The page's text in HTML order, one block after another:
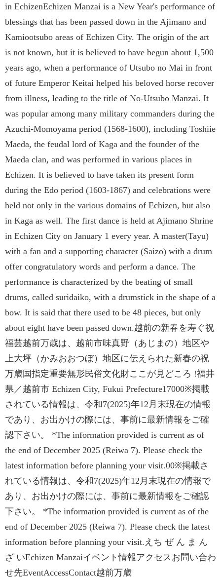
in EchizenEchizen Manzai is a New Year's performance of
blessings that has been passed down in the Ajimano and
Kamiootsubo areas of Echizen City. The origin of the art
is not known, but it is believed to have begun about 1,500
years ago, when a performance of Utsubo no Mai in front
of future Emperor Keitai helped his beloved horse recover
from illness, leading to the title of No-Utsubo Manzai. It
was popular among many military commanders during the
Azuchi-Momoyama period (1568-1600), including Toshiie
Maeda, the feudal lord of Kaga and the founder of the
Maeda clan, and was performed in various places in
Echizen. It is believed to have taken its present form
during the Edo period (1603-1867) and celebrations were
held not only in the various domains of Echizen, but also
in Kaga as well. The first dance is held at Ajimano Shrine
in Echizen City on January 1 every year. A master(Tayu)
with a fan and a supporting character (Saizo) with a drum
offer congratulatory words and perform a dance. The
performance is characterized by the beating of small
drums, called suridaiko, with a drumstick in the shape of a
bow. It is said that there used to be 48 pieces, but only
about eight have been passed down.越前の新春を寿ぐ祝
福芸越前万歳は、越前市味真野（あじまの）地区や
上大坪（かみおおつぼ）地区に伝えられた新春の祝
万歳国指定重要無形民俗文化財ここが見どころ !福井
県／越前市 Echizen City, Fukui Prefecture17000※掲載
されている情報は、令和7(2025)年12月末現在の情報
であり、お出かけの際には、事前に最新情報をご確
認下さい。 *The information provided is current as of
the end of December 2025 (Reiwa 7). Please check the
latest information before planning your visit.00※掲載さ
れている情報は、令和7(2025)年12月末現在の情報で
あり、お出かけの際には、事前に最新情報をご確認
下さい。 *The information provided is current as of the
end of December 2025 (Reiwa 7). Please check the latest
information before planning your visit.えち ぜ ん ま ん
ざ いEchizen Manzaiイベント情報アクセスお問い合わ
せ先EventAccessContact越前万歳